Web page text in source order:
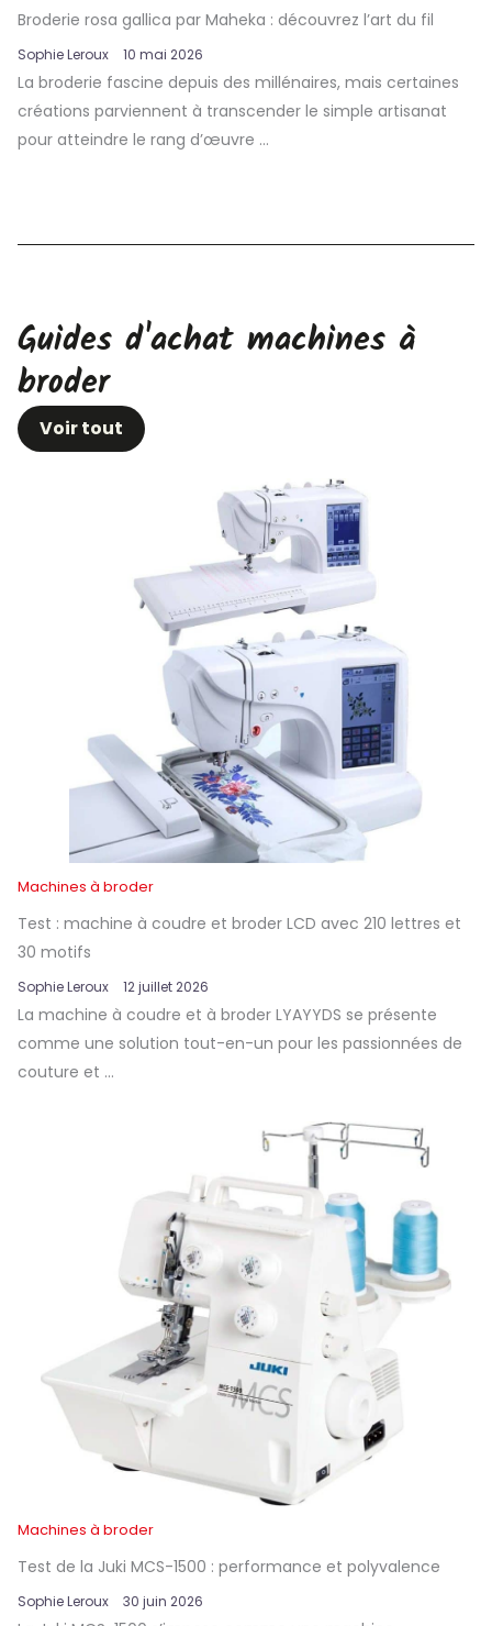
Broderie rosa gallica par Maheka : découvrez l’art du fil
Sophie Leroux 10 mai 2026
La broderie fascine depuis des millénaires, mais certaines
créations parviennent à transcender le simple artisanat
pour atteindre le rang d’œuvre ...
Guides d'achat machines à
broder
Voir tout
Machines à broder
Test : machine à coudre et broder LCD avec 210 lettres et
30 motifs
Sophie Leroux 12 juillet 2026
La machine à coudre et à broder LYAYYDS se présente
comme une solution tout-en-un pour les passionnées de
couture et ...
Machines à broder
Test de la Juki MCS-1500 : performance et polyvalence
Sophie Leroux 30 juin 2026